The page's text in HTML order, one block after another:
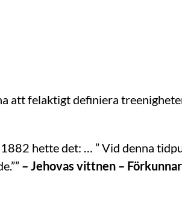
att felaktigt definiera
hette det: … ” Vid denna
– Jehovas vittnen –